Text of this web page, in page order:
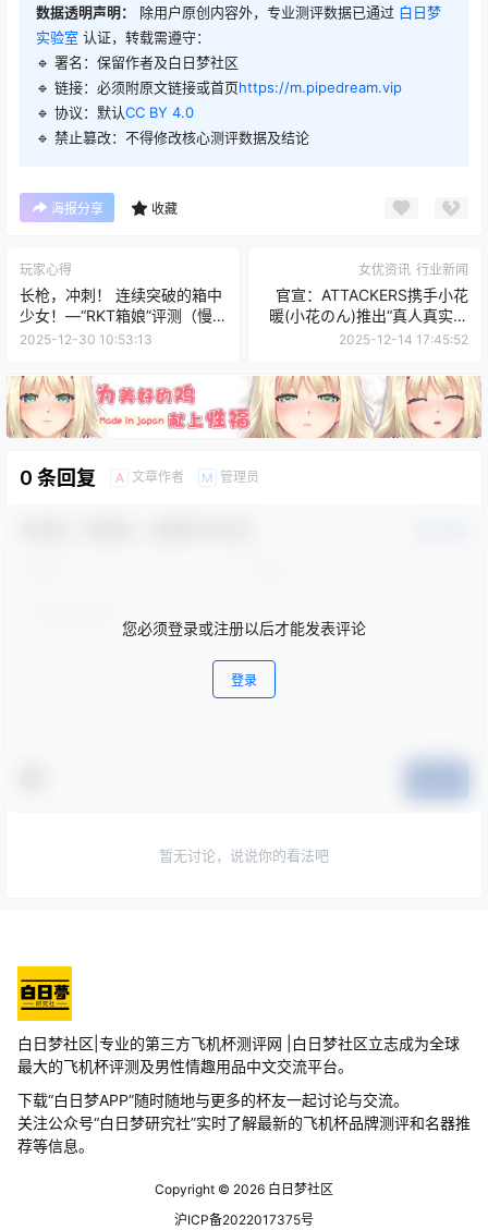
数据透明声明： 除用户原创内容外，专业测评数据已通过 白日梦
实验室 认证，转载需遵守：
🔹 署名：保留作者及白日梦社区
🔹 链接：必须附原文链接或首页https://m.pipedream.vip
🔹 协议：默认CC BY 4.0
🔹 禁止篡改：不得修改核心测评数据及结论
海报分享 收藏
玩家心得
长枪，冲刺！ 连续突破的箱中
少女！—“RKT箱娘”评测（慢
玩）！四星推荐~[db:副标题]
2025-12-30 10:53:13
女优资讯 行业新闻
官宣：ATTACKERS携手小花
暖(小花のん)推出“真人真实触
感理念”产品
2025-12-14 17:45:52
0 条回复 A 文章作者 M 管理员
您必须登录或注册以后才能发表评论
登录
暂无讨论，说说你的看法吧
白日梦社区|专业的第三方飞机杯测评网 |白日梦社区立志成为全球
最大的飞机杯评测及男性情趣用品中文交流平台。
下载“白日梦APP”随时随地与更多的杯友一起讨论与交流。
关注公众号“白日梦研究社”实时了解最新的飞机杯品牌测评和名器推
荐等信息。
Copyright © 2026 白日梦社区
沪ICP备2022017375号